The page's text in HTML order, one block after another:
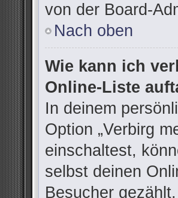
von der Board-
Nach oben
Wie kann ich
Online-Liste
In deinem
Option „Verbirg
einschaltest,
selbst deinen
Besucher gezählt.